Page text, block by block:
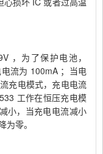
，为了保护电池，
流为 100mA ；当电
充电模式，充电电流
工作在恒压充电模
小，当充电电流减小
零。